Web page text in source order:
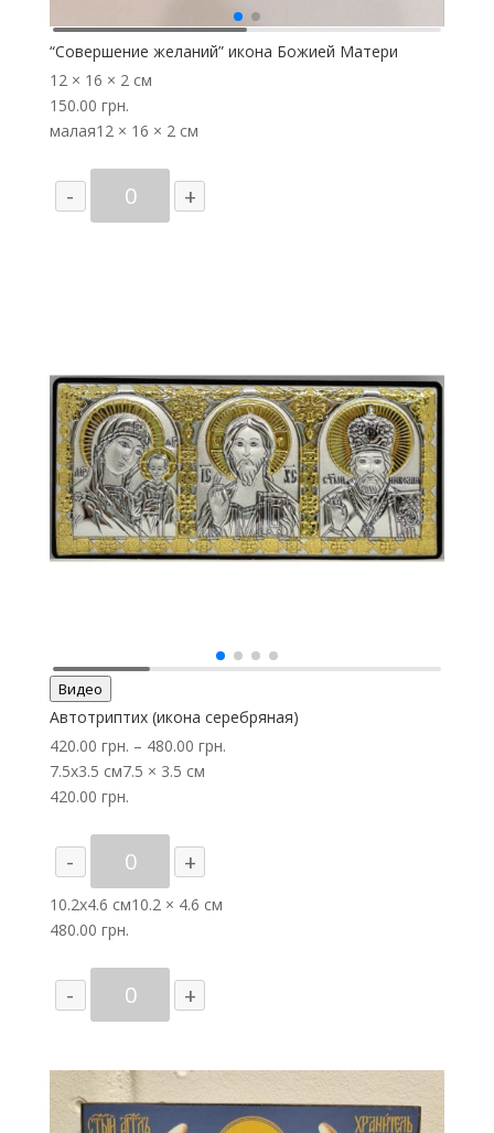
“Совершение желаний” икона Божией Матери
12 × 16 × 2 см
150.00 грн.
малая12 × 16 × 2 см
-
Количество
товара
+
Видео
Автотриптих (икона серебряная)
420.00 грн. – 480.00 грн.
7.5х3.5 см7.5 × 3.5 см
420.00 грн.
-
Количество
товара
Автотриптих
(икона
+
10.2х4.6 см10.2 × 4.6 см
480.00 грн.
-
Количество
товара
серебряная)
+